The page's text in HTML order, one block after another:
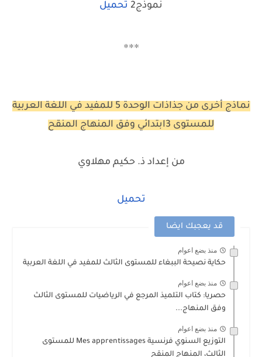
نموذج2 تحميل
***
نماذج أخرى من جذاذات الوحدة 5 للمفيد في اللغة العربية
للمستوى 3ابتدائي وفق المنهاج المنقح
من إعداد ذ. حكيم مهلاوي
تحميل
قد يعجبك ايضا
منذ بضع اعوام
حكاية نصيحة الببغاء للمستوى الثالث للمفيد في اللغة العربية
منذ بضع اعوام
حصريا: كتاب التلميذ المرجع في الرياضيات للمستوى الثالث
وفق المنهاج...
منذ بضع اعوام
التوزيع السنوي فرنسية Mes apprentissages للمستوى
الثالث، المنهاج المنقح